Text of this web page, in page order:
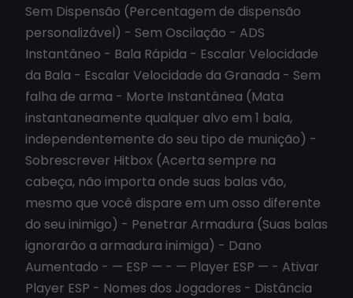
Sem Dispensão (Percentagem de dispensão
personalizável) - Sem Oscilação - ADS
Instantâneo - Bala Rápida - Escalar Velocidade
da Bala - Escalar Velocidade da Granada - Sem
falha de arma - Morte Instantânea (Mata
instantaneamente qualquer alvo em 1 bala,
independentemente do seu tipo de munição) -
Sobrescrever Hitbox (Acerta sempre na
cabeça, não importa onde suas balas vão,
mesmo que você dispare em um osso diferente
do seu inimigo) - Penetrar Armadura (Suas balas
ignorarão a armadura inimiga) - Dano
Aumentado - — ESP — - — Player ESP — - Ativar
Player ESP - Nomes dos Jogadores - Distância